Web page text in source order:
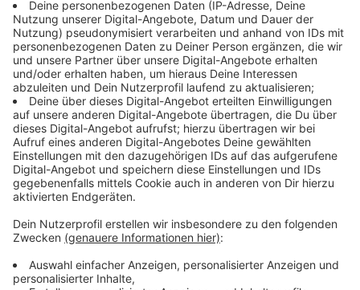
Informationen dazu gibt es auf antenneac.de.
Anmelden kann man sichHIER oder per Mail an:
wirtschaftsfoerderung@staedteregion-aachen.de.
Die Zugangsdaten zum Zoom-Meeting erhalten die
Teilnehmenden einige Tage vor der Veranstaltung
per Mail.
Um eine optimale Vorbereitung und vollständige
Beantwortung aller Fragen zu gewährleisten,
können konkrete Fragen bereits vorab an
wirtschaftsfoerderung@staedteregion-aachen.de
geschickt werden.